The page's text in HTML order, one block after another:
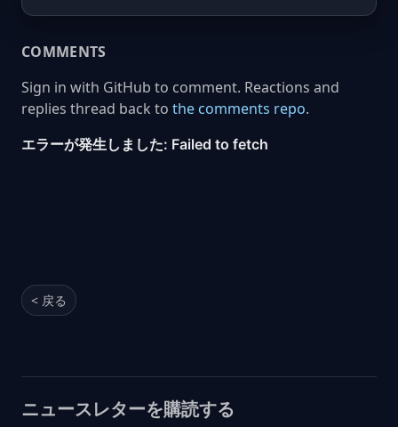
COMMENTS
Sign in with GitHub to comment. Reactions and
replies thread back to the comments repo.
< 戻る
ニュースレターを購読する